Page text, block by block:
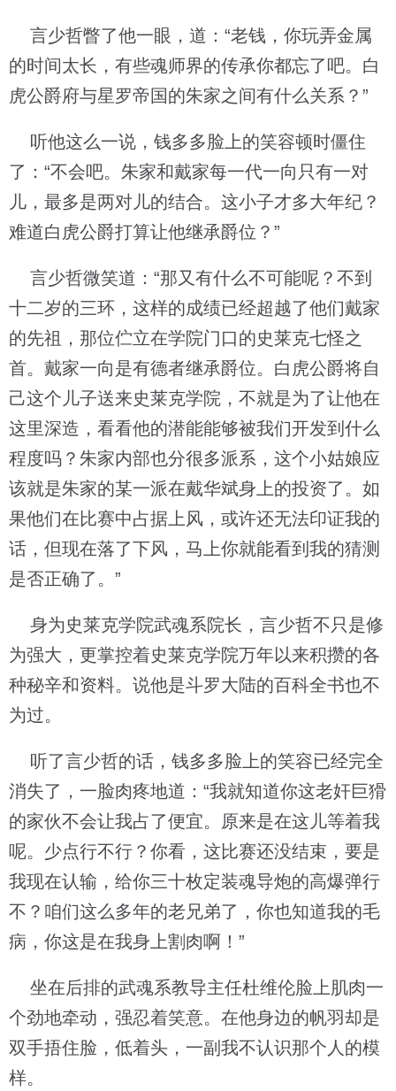
言少哲瞥了他一眼，道：“老钱，你玩弄金属
的时间太长，有些魂师界的传承你都忘了吧。白
虎公爵府与星罗帝国的朱家之间有什么关系？”
听他这么一说，钱多多脸上的笑容顿时僵住
了：“不会吧。朱家和戴家每一代一向只有一对
儿，最多是两对儿的结合。这小子才多大年纪？
难道白虎公爵打算让他继承爵位？”
言少哲微笑道：“那又有什么不可能呢？不到
十二岁的三环，这样的成绩已经超越了他们戴家
的先祖，那位伫立在学院门口的史莱克七怪之
首。戴家一向是有德者继承爵位。白虎公爵将自
己这个儿子送来史莱克学院，不就是为了让他在
这里深造，看看他的潜能能够被我们开发到什么
程度吗？朱家内部也分很多派系，这个小姑娘应
该就是朱家的某一派在戴华斌身上的投资了。如
果他们在比赛中占据上风，或许还无法印证我的
话，但现在落了下风，马上你就能看到我的猜测
是否正确了。”
身为史莱克学院武魂系院长，言少哲不只是修
为强大，更掌控着史莱克学院万年以来积攒的各
种秘辛和资料。说他是斗罗大陆的百科全书也不
为过。
听了言少哲的话，钱多多脸上的笑容已经完全
消失了，一脸肉疼地道：“我就知道你这老奸巨猾
的家伙不会让我占了便宜。原来是在这儿等着我
呢。少点行不行？你看，这比赛还没结束，要是
我现在认输，给你三十枚定装魂导炮的高爆弹行
不？咱们这么多年的老兄弟了，你也知道我的毛
病，你这是在我身上割肉啊！”
坐在后排的武魂系教导主任杜维伦脸上肌肉一
个劲地牵动，强忍着笑意。在他身边的帆羽却是
双手捂住脸，低着头，一副我不认识那个人的模
样。